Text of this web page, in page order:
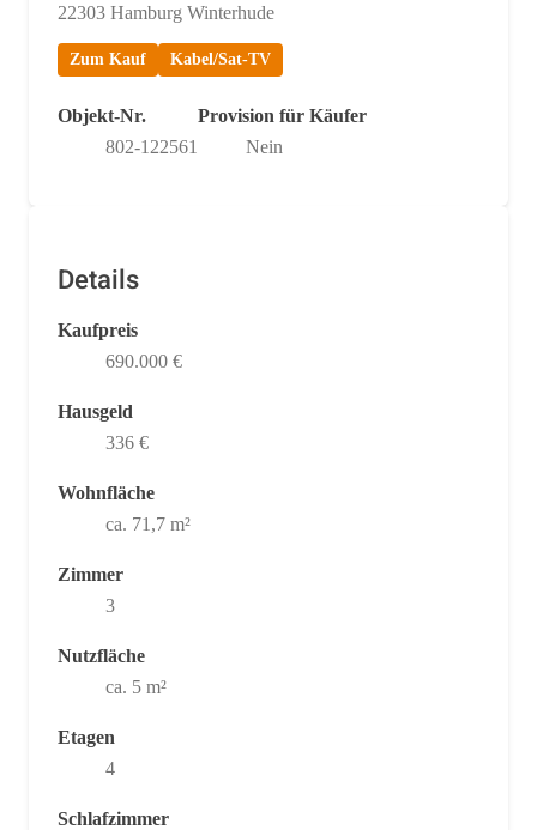
22303 Hamburg Winterhude
Zum Kauf Kabel/Sat-TV
Objekt-Nr.
802-122561
Provision für Käufer
Nein
Details
Kaufpreis
690.000 €
Hausgeld
336 €
Wohnfläche
ca. 71,7 m²
Zimmer
3
Nutzfläche
ca. 5 m²
Etagen
4
Schlafzimmer